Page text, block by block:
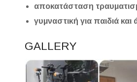
αποκατάσταση
γυμναστική για παιδιά
GALLERY